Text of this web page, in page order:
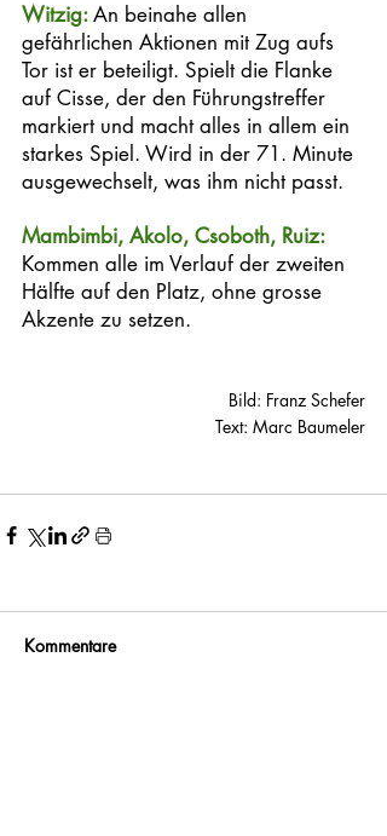
Witzig: An beinahe allen
gefährlichen Aktionen mit Zug aufs
Tor ist er beteiligt. Spielt die Flanke
auf Cisse, der den Führungstreffer
markiert und macht alles in allem ein
starkes Spiel. Wird in der 71. Minute
ausgewechselt, was ihm nicht passt.
Mambimbi, Akolo, Csoboth, Ruiz:
Kommen alle im Verlauf der zweiten
Hälfte auf den Platz, ohne grosse
Akzente zu setzen.
Bild: Franz Schefer
Text: Marc Baumeler
Kommentare